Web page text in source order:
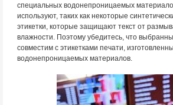
специальных водонепроницаемых
используют, таких как некоторые
этикетки, которые защищают текст от
влажности. Поэтому убедитесь, что
совместим с этикетками печати,
водонепроницаемых материалов.